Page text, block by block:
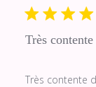
Très
Très contente